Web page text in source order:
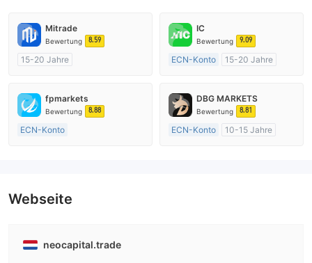
Mitrade
Bewertung 8.59
15-20 Jahre
Market Making (MM)
Selbstforschung
IC
Bewertung 9.09
ECN-Konto
15-20 Jahre
Market Making (MM)
MT4-Volllizenz
fpmarkets
Bewertung 8.88
ECN-Konto
MT4-Volllizenz
DBG MARKETS
Bewertung 8.81
ECN-Konto
10-15 Jahre
Webseite
neocapital.trade